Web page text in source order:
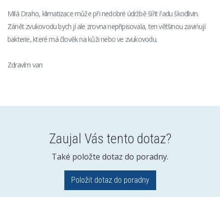
Milá Draho, klimatizace může při nedobré údržbě šířit řadu škodlivin.
Zánět zvukovodu bych jí ale zrovna nepřipisovala, ten většinou zavińují
bakterie, které má člověk na kůži nebo ve zvukovodu.
Zdravím van
Zaujal Vás tento dotaz?
Také položte dotaz do poradny.
Položit dotaz do poradny